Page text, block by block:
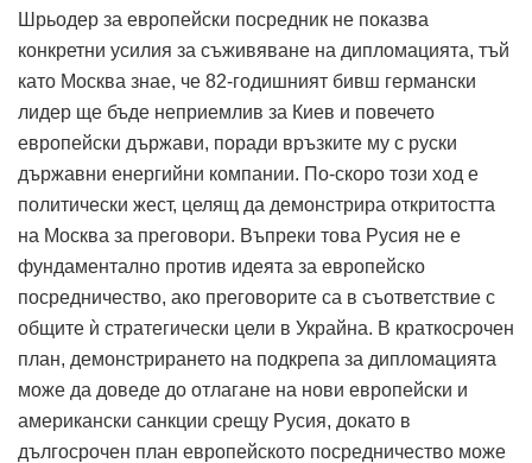
Шрьодер за европейски посредник не показва
конкретни усилия за съживяване на дипломацията, тъй
като Москва знае, че 82-годишният бивш германски
лидер ще бъде неприемлив за Киев и повечето
европейски държави, поради връзките му с руски
държавни енергийни компании. По-скоро този ход е
политически жест, целящ да демонстрира откритостта
на Москва за преговори. Въпреки това Русия не е
фундаментално против идеята за европейско
посредничество, ако преговорите са в съответствие с
общите ѝ стратегически цели в Украйна. В краткосрочен
план, демонстрирането на подкрепа за дипломацията
може да доведе до отлагане на нови европейски и
американски санкции срещу Русия, докато в
дългосрочен план европейското посредничество може